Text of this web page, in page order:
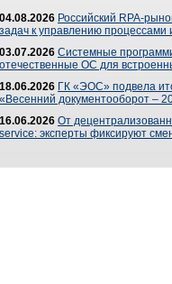
04.08.2026 Российский RPA-
задач к управлению процессами
03.07.2026 Системные
отечественные ОС для
18.06.2026 ГК «ЭОС» подвела
«Весенний документооборот –
16.06.2026 От
service: эксперты фиксируют